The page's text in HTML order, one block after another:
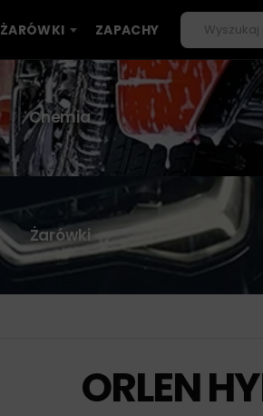
ŻARÓWKI ZAPACHY
Chemia
Żarówki
ORLEN